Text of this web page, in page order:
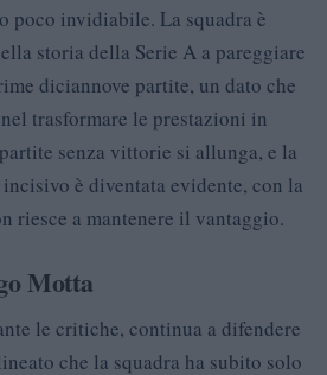
poco invidiabile. La squadra è
storia della Serie A a pareggiare
diciannove partite, un dato che
trasformare le prestazioni in
senza vittorie si allunga, e la
è diventata evidente, con la
riesce a mantenere il vantaggio.
Motta
le critiche, continua a difendere
che la squadra ha subito solo